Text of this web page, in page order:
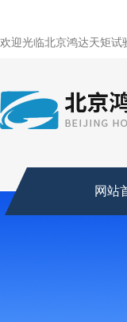
欢迎光临北京鸿达天矩试
网站